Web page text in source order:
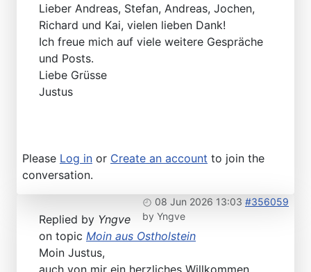
Lieber Andreas, Stefan, Andreas, Jochen,
Richard und Kai, vielen lieben Dank!
Ich freue mich auf viele weitere Gespräche
und Posts.
Liebe Grüsse
Justus
Please Log in or Create an account to join the
conversation.
08 Jun 2026 13:03 #356059
by Yngve
Replied by Yngve
on topic Moin aus Ostholstein
Moin Justus,
auch von mir ein herzliches Willkommen